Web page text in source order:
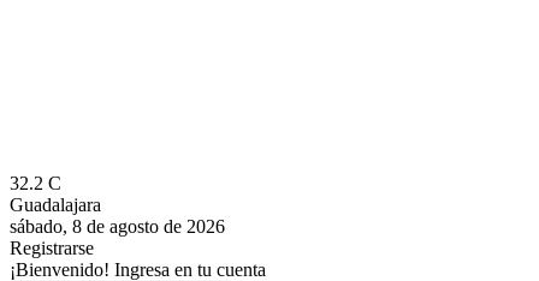
32.2 C
Guadalajara
sábado, 8 de agosto de 2026
Registrarse
¡Bienvenido! Ingresa en tu cuenta